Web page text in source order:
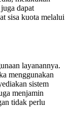
dapat
sisa kuota melalui
layanannya.
menggunakan
sistem
menjamin
tidak perlu